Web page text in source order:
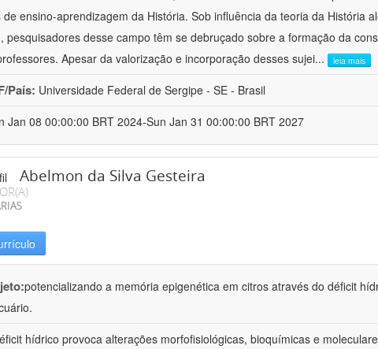
ensino-aprendizagem da História. Sob influência da teoria da História
pesquisadores desse campo têm se debruçado sobre a formação da
Apesar da valorização e incorporação desses sujei... leia mais
País: Universidade Federal de Sergipe - SE - Brasil
Jan 08 00:00:00 BRT 2024-Sun Jan 31 00:00:00 BRT 2027
Abelmon da Silva Gesteira
potencializando a memória epigenética em citros através do déficit
hídrico provoca alterações morfofisiológicas, bioquímicas e